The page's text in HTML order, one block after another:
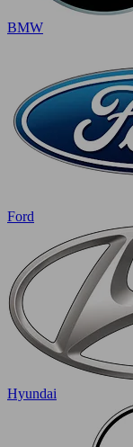
BMW
Ford
Hyundai